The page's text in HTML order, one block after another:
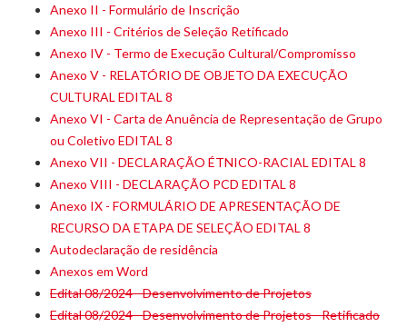
Anexo II - Formulário de Inscrição
Anexo III - Critérios de Seleção Retificado
Anexo IV - Termo de Execução Cultural/Compromisso
Anexo V - RELATÓRIO DE OBJETO DA EXECUÇÃO
CULTURAL EDITAL 8
Anexo VI - Carta de Anuência de Representação de Grupo
ou Coletivo EDITAL 8
Anexo VII - DECLARAÇÃO ÉTNICO-RACIAL EDITAL 8
Anexo VIII - DECLARAÇÃO PCD EDITAL 8
Anexo IX - FORMULÁRIO DE APRESENTAÇÃO DE
RECURSO DA ETAPA DE SELEÇÃO EDITAL 8
Autodeclaração de residência
Anexos em Word
Edital 08/2024 - Desenvolvimento de Projetos
Edital 08/2024 - Desenvolvimento de Projetos - Retificado